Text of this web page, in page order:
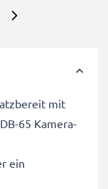
mit
65 Kamera-
ein